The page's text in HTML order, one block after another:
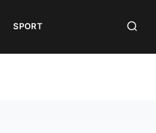
SPORT